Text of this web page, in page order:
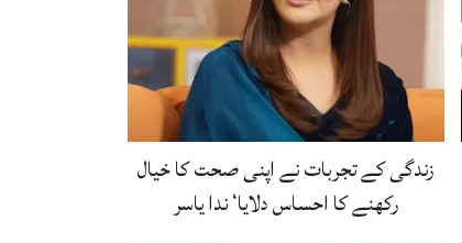
زندگی کے تجربات نے اپنی صحت کا خیال
رکھنے کا احساس دلایا‘ ندا یاسر